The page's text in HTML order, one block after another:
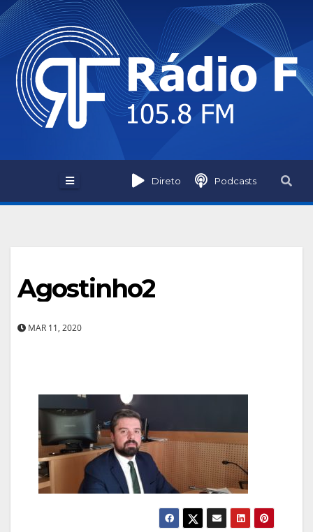
Skip
to
content
Direto Podcasts
Agostinho2
MAR 11, 2020